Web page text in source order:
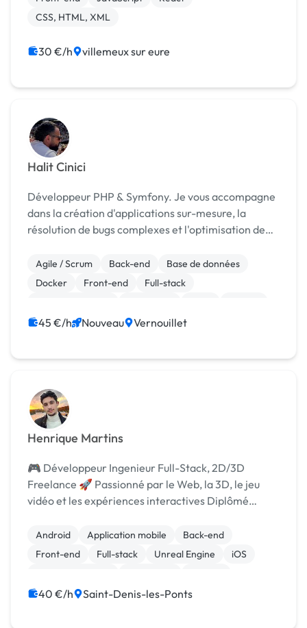
trava...
CSS, HTML, XML
30 €/h villemeux sur eure
Halit Cinici
Développeur PHP & Symfony. Je vous accompagne
dans la création d'applications sur-mesure, la
résolution de bugs complexes et l'optimisation de
Agile / Scrum Back-end
Base de données
Docker
Front-end
Full-stack
45 €/h Nouveau Vernouillet
Henrique Martins
🎮 Développeur Ingenieur Full-Stack, 2D/3D
Freelance 🚀 Passionné par le Web, la 3D, le jeu
vidéo et les expériences interactives Diplômé
produits digitaux innovants, alliant performance,
esthé...
Android Application mobile
Back-end
Front-end
Full-stack Unreal Engine
iOS
40 €/h Saint-Denis-les-Ponts